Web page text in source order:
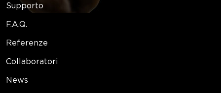
Supporto
F.A.Q.
Referenze
Collaboratori
News